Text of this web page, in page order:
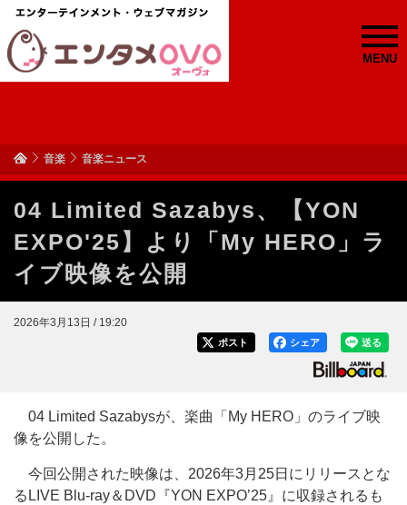
MENU
音楽 音楽ニュース
04 Limited Sazabys、【YON
EXPO'25】より「My HERO」ラ
イブ映像を公開
2026年3月13日 / 19:20
送る
シェア
ポスト
04 Limited Sazabysが、楽曲「My HERO」のライブ映
像を公開した。
今回公開された映像は、2026年3月25日にリリースとな
るLIVE Blu-ray＆DVD『YON EXPO’25』に収録されるも